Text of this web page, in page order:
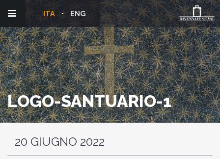
ENG
ITA
LOGO-SANTUARIO-1
20 GIUGNO 2022